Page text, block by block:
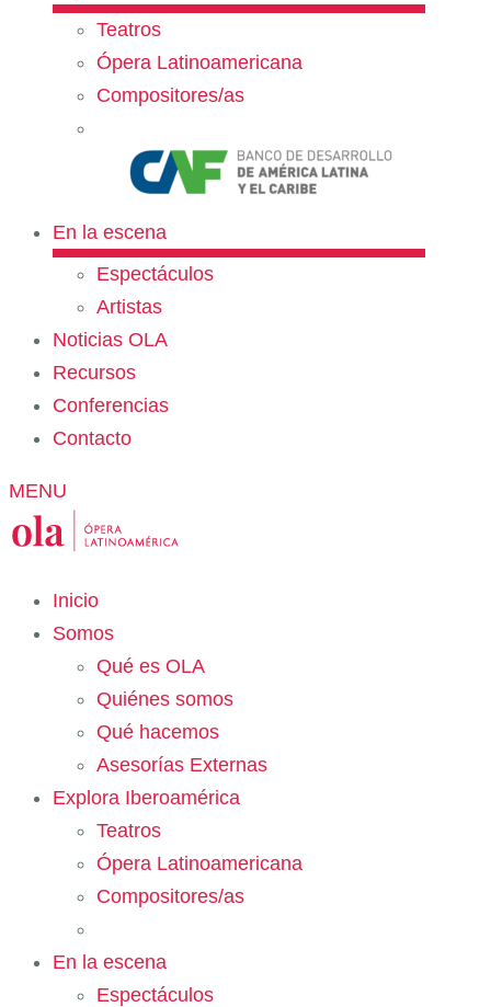
Teatros
Ópera Latinoamericana
Compositores/as
En la escena
Espectáculos
Artistas
Noticias OLA
Recursos
Conferencias
Contacto
MENU
Inicio
Somos
Qué es OLA
Quiénes somos
Qué hacemos
Asesorías Externas
Explora Iberoamérica
Teatros
Ópera Latinoamericana
Compositores/as
En la escena
Espectáculos